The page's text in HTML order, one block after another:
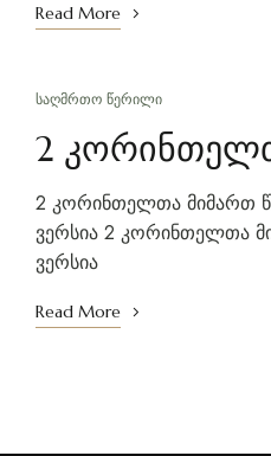
Read More
ᲡᲐᲦᲛᲠᲗᲝ ᲬᲔᲠᲘᲚᲘ
2
2 კორინთელთა მიმართ
ვერსია 2 კორინთელთა
ვერსია
Read More